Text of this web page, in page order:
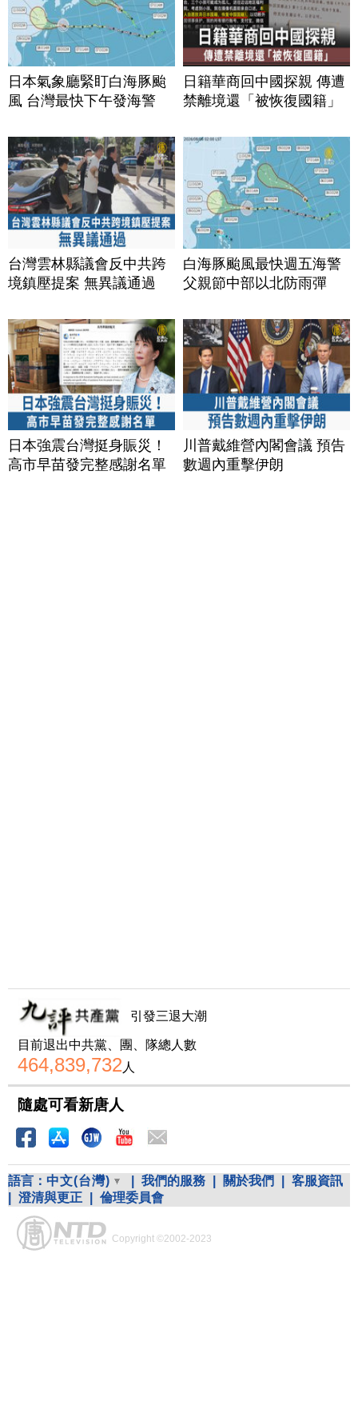
日本氣象廳緊盯白海豚颱
風 台灣最快下午發海警
日籍華商回中國探親 傳遭
禁離境還「被恢復國籍」
台灣雲林縣議會反中共跨
境鎮壓提案 無異議通過
白海豚颱風最快週五海警
父親節中部以北防雨彈
日本強震台灣挺身賑災！
高市早苗發完整感謝名單
川普戴維營內閣會議 預告
數週內重擊伊朗
引發三退大潮
目前退出中共黨、團、隊總人數
464,839,732 人
隨處可看新唐人
語言： 中文(台灣) 我們的服務 關於我們
客服資訊
澄清與更正 倫理委員會
Copyright ©2002-2023